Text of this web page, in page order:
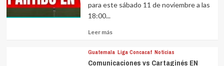
para este sábado 11 de noviembre a las
18:00...
Leer másLeer
sobre
Guatemala Liga Concacaf Noticias
Comunicaciones vs Cartaginés EN